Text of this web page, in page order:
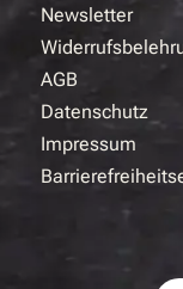
Newsletter
AGB
Datenschutz
Impressum